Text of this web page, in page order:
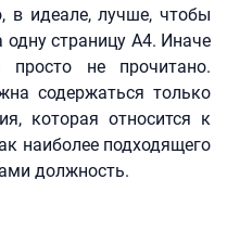
в идеале, лучше, чтобы
страницу А4. Иначе
не прочитано.
содержаться только
которая относится к
наиболее подходящего
должность.